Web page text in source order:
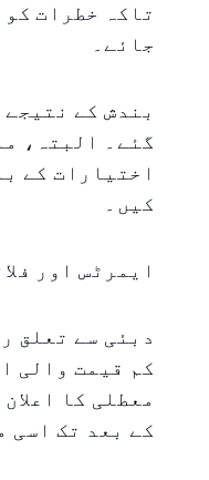
تاکہ خطرات کو
جائے۔
بندش کے
گئے۔ البتہ،
اختیارات کے
کیں۔
ایمرٹس اور
دبئی سے تعلق
کم قیمت والی
معطلی کا
کے بعد تک اسی